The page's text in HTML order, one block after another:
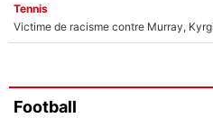
Tennis
Football